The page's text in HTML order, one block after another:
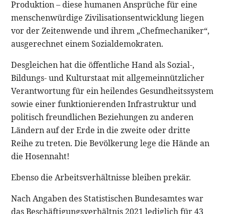
Produktion – diese humanen Ansprüche für eine
menschenwürdige Zivilisationsentwicklung liegen
vor der Zeitenwende und ihrem „Chefmechaniker“,
ausgerechnet einem Sozialdemokraten.
Desgleichen hat die öffentliche Hand als Sozial-,
Bildungs- und Kulturstaat mit allgemeinnützlicher
Verantwortung für ein heilendes Gesundheitssystem
sowie einer funktionierenden Infrastruktur und
politisch freundlichen Beziehungen zu anderen
Ländern auf der Erde in die zweite oder dritte
Reihe zu treten. Die Bevölkerung lege die Hände an
die Hosennaht!
Ebenso die Arbeitsverhältnisse bleiben prekär.
Nach Angaben des Statistischen Bundesamtes war
das Beschäftigungsverhältnis 2021 lediglich für 43